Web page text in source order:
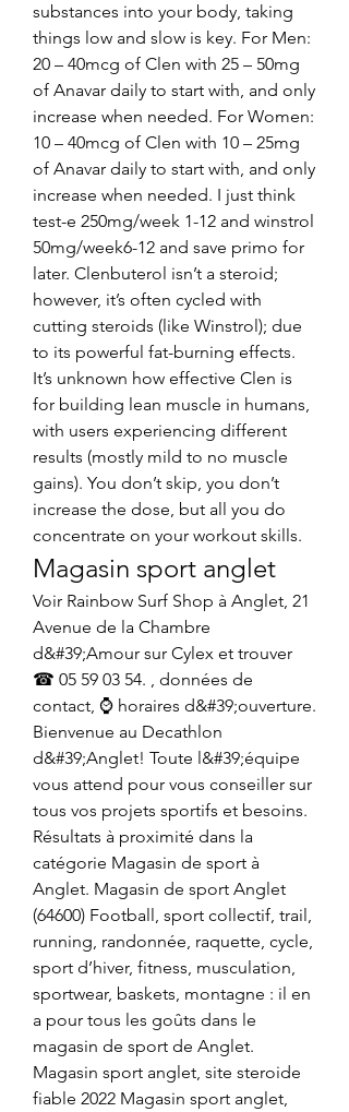
substances into your body, taking
things low and slow is key. For Men:
20 – 40mcg of Clen with 25 – 50mg
of Anavar daily to start with, and only
increase when needed. For Women:
10 – 40mcg of Clen with 10 – 25mg
of Anavar daily to start with, and only
increase when needed. I just think
test-e 250mg/week 1-12 and winstrol
50mg/week6-12 and save primo for
later. Clenbuterol isn’t a steroid;
however, it’s often cycled with
cutting steroids (like Winstrol); due
to its powerful fat-burning effects.
It’s unknown how effective Clen is
for building lean muscle in humans,
with users experiencing different
results (mostly mild to no muscle
gains). You don’t skip, you don’t
increase the dose, but all you do
concentrate on your workout skills.
Magasin sport anglet
Voir Rainbow Surf Shop à Anglet, 21
Avenue de la Chambre
d&#39;Amour sur Cylex et trouver
☎ 05 59 03 54. , données de
contact, ⌚ horaires d&#39;ouverture.
Bienvenue au Decathlon
d&#39;Anglet! Toute l&#39;équipe
vous attend pour vous conseiller sur
tous vos projets sportifs et besoins.
Résultats à proximité dans la
catégorie Magasin de sport à
Anglet. Magasin de sport Anglet
(64600) Football, sport collectif, trail,
running, randonnée, raquette, cycle,
sport d’hiver, fitness, musculation,
sportwear, baskets, montagne : il en
a pour tous les goûts dans le
magasin de sport de Anglet.
Magasin sport anglet, site steroide
fiable 2022 Magasin sport anglet,